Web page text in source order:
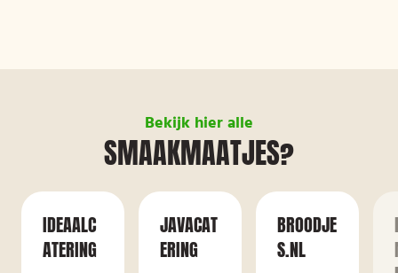
Bekijk hier alle
SMAAKMAATJES?
IDEAALC
ATERING
JAVACAT
ERING
BROODJE
S.NL